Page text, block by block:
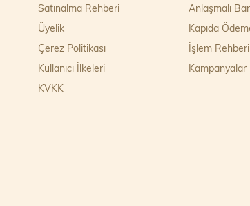
Satınalma Rehberi
Üyelik
Çerez Politikası
Kullanıcı İlkeleri
KVKK
Anlaşmalı
Kapıda
İşlem Rehberi
Kampanyalar